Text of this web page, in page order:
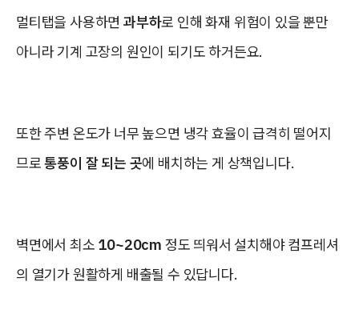
멀티탭을 사용하면과부하로 인해 화재 위험이 있을 뿐만
아니라 기계 고장의 원인이 되기도 하거든요.
또한 주변 온도가 너무 높으면 냉각 효율이 급격히 떨어지
므로통풍이 잘 되는 곳에 배치하는 게 상책입니다.
벽면에서 최소 10~20cm 정도 띄워서 설치해야 컴프레셔
의 열기가 원활하게 배출될 수 있답니다.